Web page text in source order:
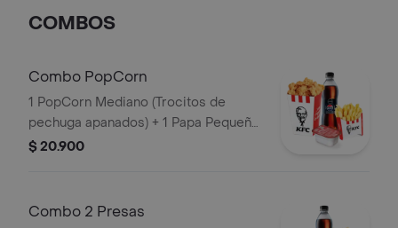
Balde de Salsa 100g
COMBOS
Combo PopCorn
1 PopCorn Mediano (Trocitos de
pechuga apanados) + 1 Papa Pequeña
+ 1 Gaseosa PET 400ml + 1 Blister de
$ 20.900
Combo 2 Presas